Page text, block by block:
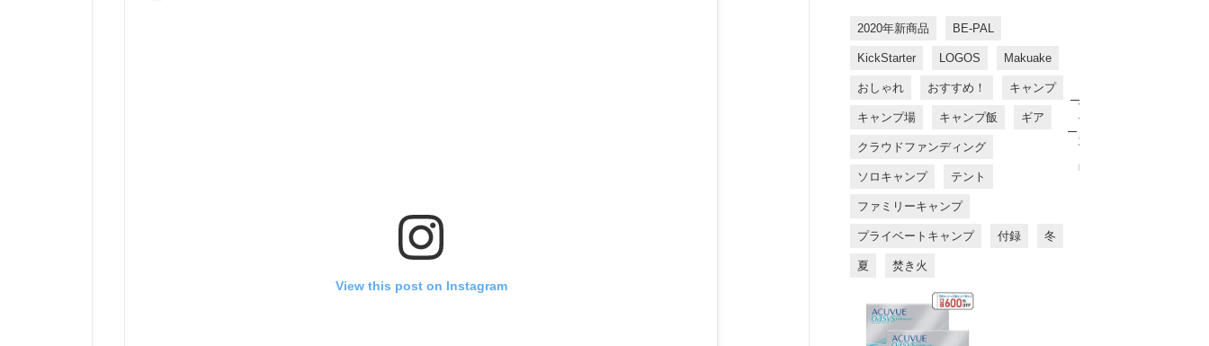
View this post on Instagram
2020年新商品 BE-PAL
KickStarter LOGOS Makuake
おしゃれ おすすめ！ キャンプ
キャンプ場 キャンプ飯 ギア
クラウドファンディング
ソロキャンプ テント
ファミリーキャンプ
プライベートキャンプ 付録 冬
夏 焚き火
す
す
め
商
品